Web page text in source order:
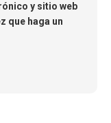
y sitio web
que haga un